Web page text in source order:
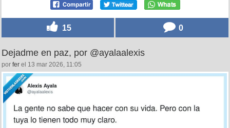
Dejadme en paz, por @ayalaalexis
porferel 13 mar 2026, 11:05